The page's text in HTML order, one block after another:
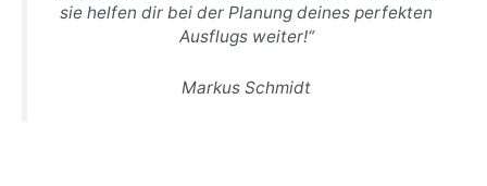
sie helfen dir bei der Planung deines perfekten
Ausflugs weiter!“
Markus Schmidt